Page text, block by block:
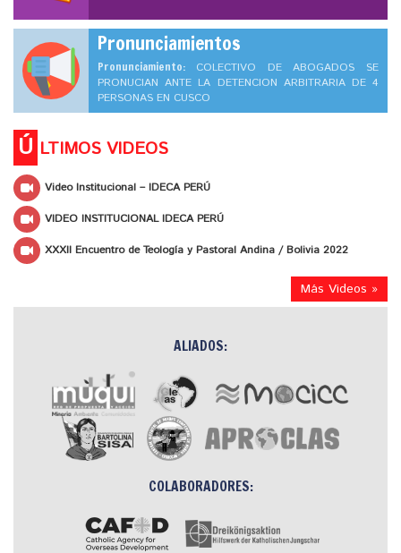
Pronunciamientos
Pronunciamiento: COLECTIVO DE ABOGADOS SE
PRONUCIAN ANTE LA DETENCION ARBITRARIA DE 4
PERSONAS EN CUSCO
Ú LTIMOS VIDEOS
Video Institucional – IDECA PERÚ
VIDEO INSTITUCIONAL IDECA PERÚ
XXXII Encuentro de Teología y Pastoral Andina / Bolivia 2022
Más Videos »
ALIADOS:
COLABORADORES: